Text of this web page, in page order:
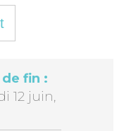
fin :
12 juin,